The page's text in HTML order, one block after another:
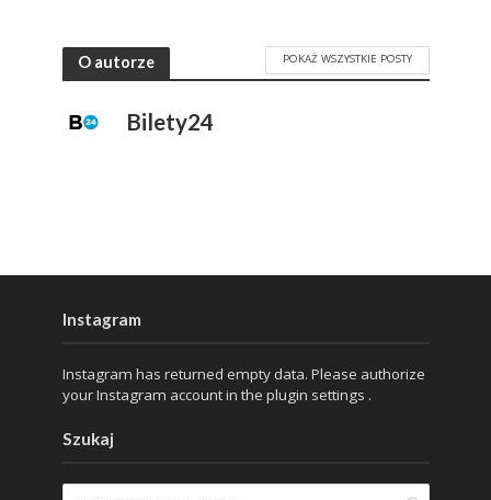
O autorze POKAŻ WSZYSTKIE POSTY
Bilety24
Instagram
Instagram has returned empty data. Please authorize
your Instagram account in the plugin settings .
Szukaj